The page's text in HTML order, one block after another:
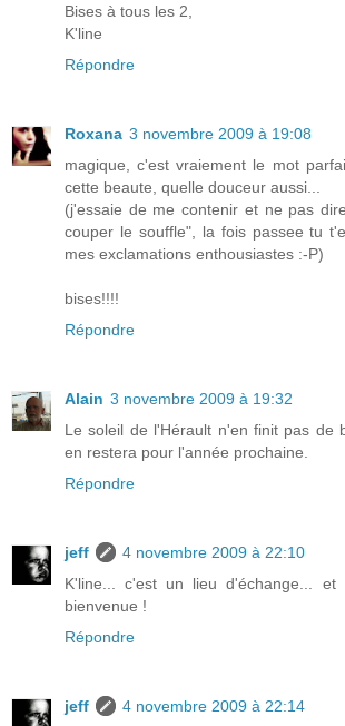
Bises à tous les 2,
K'line
Répondre
Roxana 3 novembre 2009 à 19:08
magique, c'est vraiement le mot
cette beaute, quelle douceur aussi...
(j'essaie de me contenir et ne pas
couper le souffle", la fois passee tu
mes exclamations enthousiastes :-P)
bises!!!!
Répondre
Alain 3 novembre 2009 à 19:32
Le soleil de l'Hérault n'en finit pas de
en restera pour l'année prochaine.
Répondre
jeff
4 novembre 2009 à 22:10
K'line... c'est un lieu d'échange...
bienvenue !
Répondre
jeff
4 novembre 2009 à 22:14